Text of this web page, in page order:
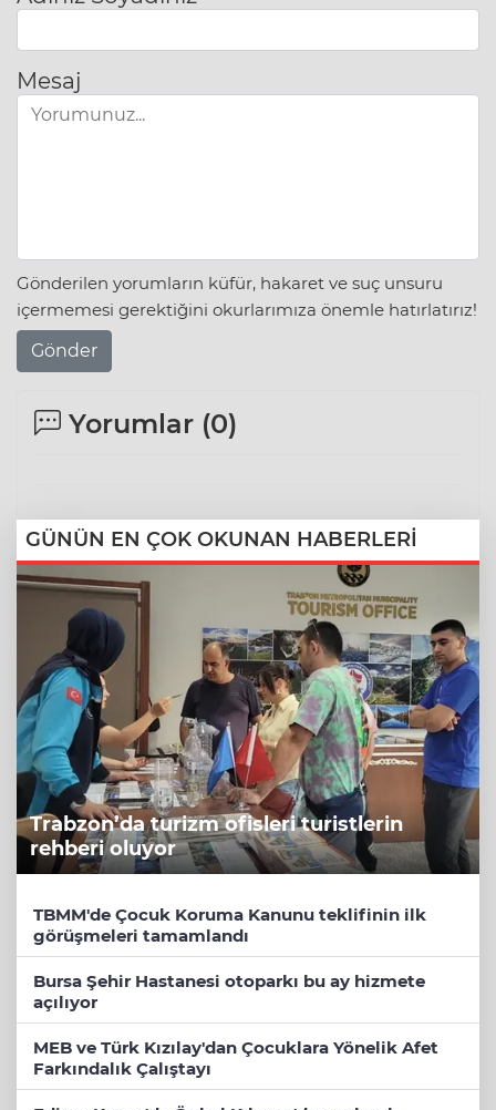
Mesaj
Gönderilen yorumların küfür, hakaret ve suç unsuru
içermemesi gerektiğini okurlarımıza önemle hatırlatırız!
Gönder
Yorumlar (0)
GÜNÜN EN ÇOK OKUNAN HABERLERİ
Trabzon’da turizm ofisleri turistlerin
rehberi oluyor
TBMM'de Çocuk Koruma Kanunu teklifinin ilk
görüşmeleri tamamlandı
Bursa Şehir Hastanesi otoparkı bu ay hizmete
açılıyor
MEB ve Türk Kızılay'dan Çocuklara Yönelik Afet
Farkındalık Çalıştayı